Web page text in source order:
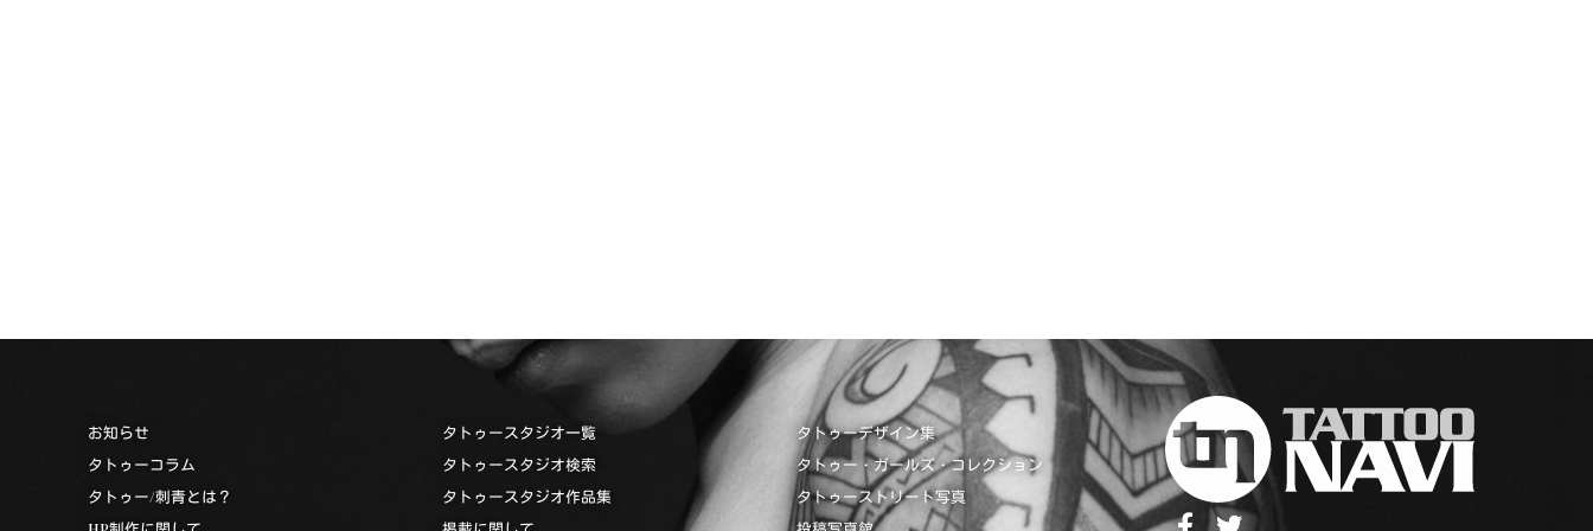
お知らせ
タトゥーコラム
タトゥー/刺青とは？
タトゥースタジオ一覧
タトゥースタジオ検索
タトゥースタジオ作品集
タトゥーデザイン集
タトゥー・ガールズ・コレクション
タトゥーストリート写真